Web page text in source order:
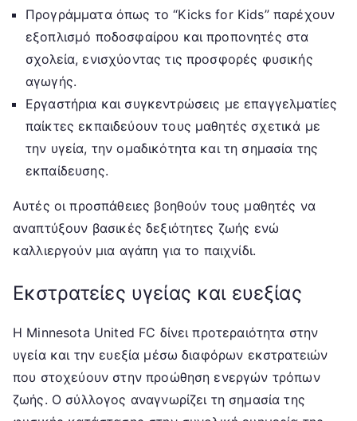
Προγράμματα όπως το “Kicks for Kids” παρέχουν
εξοπλισμό ποδοσφαίρου και προπονητές στα
σχολεία, ενισχύοντας τις προσφορές φυσικής
αγωγής.
Εργαστήρια και συγκεντρώσεις με επαγγελματίες
παίκτες εκπαιδεύουν τους μαθητές σχετικά με
την υγεία, την ομαδικότητα και τη σημασία της
εκπαίδευσης.
Αυτές οι προσπάθειες βοηθούν τους μαθητές να
αναπτύξουν βασικές δεξιότητες ζωής ενώ
καλλιεργούν μια αγάπη για το παιχνίδι.
Εκστρατείες υγείας και ευεξίας
Η Minnesota United FC δίνει προτεραιότητα στην
υγεία και την ευεξία μέσω διαφόρων εκστρατειών
που στοχεύουν στην προώθηση ενεργών τρόπων
ζωής. Ο σύλλογος αναγνωρίζει τη σημασία της